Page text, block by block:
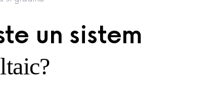
un sistem